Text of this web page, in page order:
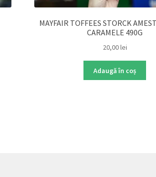
MAYFAIR TOFFEES STORCK
CARAMELE 490G
20,00lei
Adaugă în coș